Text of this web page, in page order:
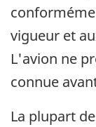
vigueur et
L'avion ne
connue
La plupart